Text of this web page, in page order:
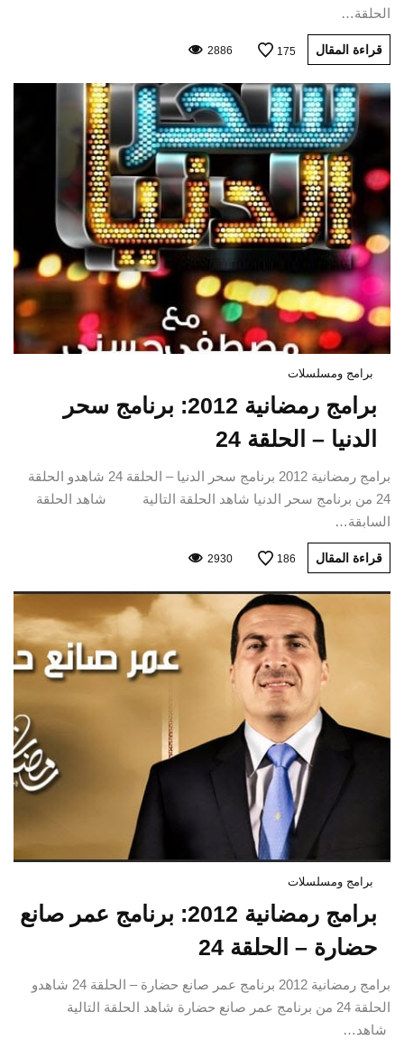
الحلقة…
قراءة المقال 175
2886
برامج ومسلسلات
برامج رمضانية 2012: برنامج سحر
الدنيا – الحلقة 24
برامج رمضانية 2012 برنامج سحر الدنيا – الحلقة 24 شاهدو الحلقة
24 من برنامج سحر الدنيا شاهد الحلقة التالية شاهد الحلقة
السابقة…
قراءة المقال 186
2930
برامج ومسلسلات
برامج رمضانية 2012: برنامج عمر صانع
حضارة – الحلقة 24
برامج رمضانية 2012 برنامج عمر صانع حضارة – الحلقة 24 شاهدو
الحلقة 24 من برنامج عمر صانع حضارة شاهد الحلقة التالية
شاهد…